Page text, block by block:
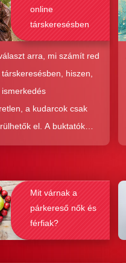
online
társkeresésben
arra, mi számít red
hiszen,
a kudarcok csak
el. A buktatók
forma joggal
ad, nehezen
Mit várnak a
párkereső nők és
férfiak?